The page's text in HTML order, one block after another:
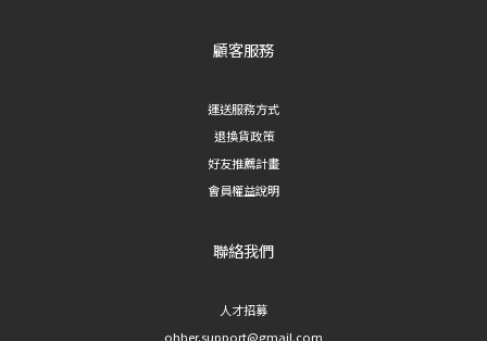
顧客服務
運送服務方式
退換貨政策
好友推薦計畫
會員權益說明
聯絡我們
人才招募
ohher.support@gmail.com